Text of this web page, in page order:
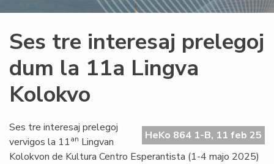
Ses tre interesaj prelegoj
dum la 11a Lingva
Kolokvo
HeKo 864 1-B, 11 feb 25
Ses tre interesaj prelegoj
vervigos la 11an Lingvan
Kolokvon de Kultura Centro Esperantista (1-4 majo 2025)